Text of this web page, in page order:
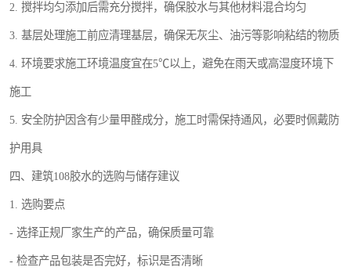
2. 搅拌均匀添加后需充分搅拌，确保胶水与其他材料混合均匀
3. 基层处理施工前应清理基层，确保无灰尘、油污等影响粘结的物质
4. 环境要求施工环境温度宜在5℃以上，避免在雨天或高湿度环境下
施工
5. 安全防护因含有少量甲醛成分，施工时需保持通风，必要时佩戴防
护用具
四、建筑108胶水的选购与储存建议
1. 选购要点
- 选择正规厂家生产的产品，确保质量可靠
- 检查产品包装是否完好，标识是否清晰